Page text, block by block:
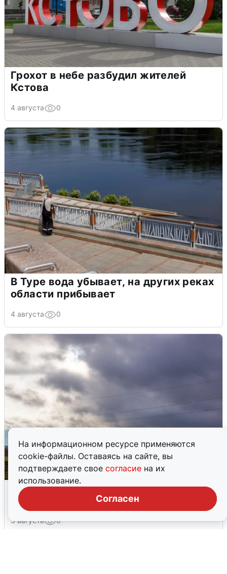
На информационном ресурсе применяются
cookie-файлы. Оставаясь на сайте, вы
подтверждаете свое согласие на их
использование.
Согласен
Грохот в небе разбудил жителей
Кстова
4 августа 0
В Туре вода убывает, на других реках
области прибывает
4 августа 0
Над ХМАО впервые сбили
беспилотники
3 августа 0